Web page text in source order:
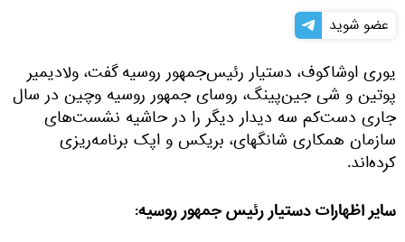
عضو شوید
یوری اوشاکوف، دستیار رئیس‌جمهور روسیه گفت، ولادیمیر
پوتین و شی جین‌پینگ، روسای جمهور روسیه وچین در سال
جاری دست‌کم سه دیدار دیگر را در حاشیه نشست‌های
سازمان همکاری شانگهای، بریکس و اپک برنامه‌ریزی
کرده‌اند.
سایر اظهارات دستیار رئیس جمهور روسیه: